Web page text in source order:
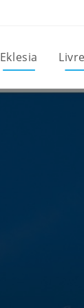
Eklesia